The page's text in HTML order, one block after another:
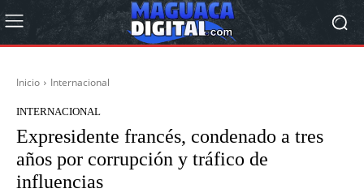
Inicio Internacional
INTERNACIONAL
Expresidente francés, condenado a tres
años por corrupción y tráfico de
influencias